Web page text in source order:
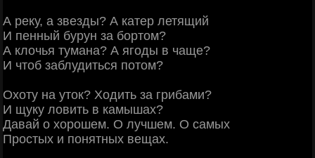
А реку, а звезды? А катер летящий
И пенный бурун за бортом?
А клочья тумана? А ягоды в чаще?
И чтоб заблудиться потом?
Охоту на уток? Ходить за грибами?
И щуку ловить в камышах?
Давай о хорошем. О лучшем. О самых
Простых и понятных вещах.